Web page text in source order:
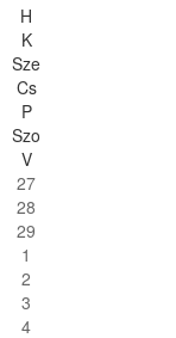
H
K
Sze
Cs
P
Szo
V
27
28
29
1
2
3
4